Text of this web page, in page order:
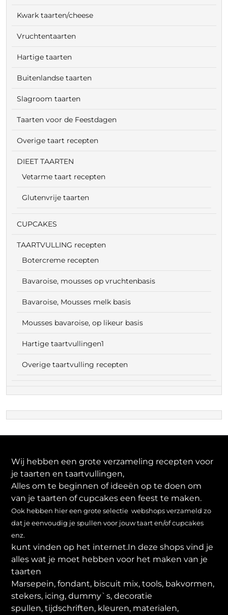
Kwark taarten/cheese
Vruchtentaarten
Hartige taarten
Buitenlandse taarten
Slagroom taarten
Taarten voor de Feestdagen
Overige taart recepten
DIEET TAARTEN
Vetarme taart recepten
Glutenvrije taarten
CUPCAKES
TAARTVULLING recepten
Botercreme recepten
Bavaroise, mousses op vruchtenbasis
Bavaroise, Mousses melk basis
Mousses bavaroise, op likeur basis
Hartige taartvullingen1
Overige taartvulling recepten
Wij hebben een grote verzameling recepten voor
je taarten en taartvullingen,
Alles om te beginnen of ideeën op te doen om
van je taarten of cupcakes een feest te maken.
Ook hebben hier een grote selectie webshops verzameld zo
dat je eenvoudig je spullen voor jouw taart en/of cupcakes
enz.
kunt vinden op het internet.In deze shops vind je
alles wat je moet hebben voor het maken van je
taarten
Marsepein, fondant, biscuit mix, tools, bakvormen,
stekers, icing, dummy`s, decoratie
spullen, tijdschriften, kleuren, materialen,